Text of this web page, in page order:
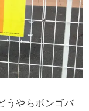
うやらボンゴバ